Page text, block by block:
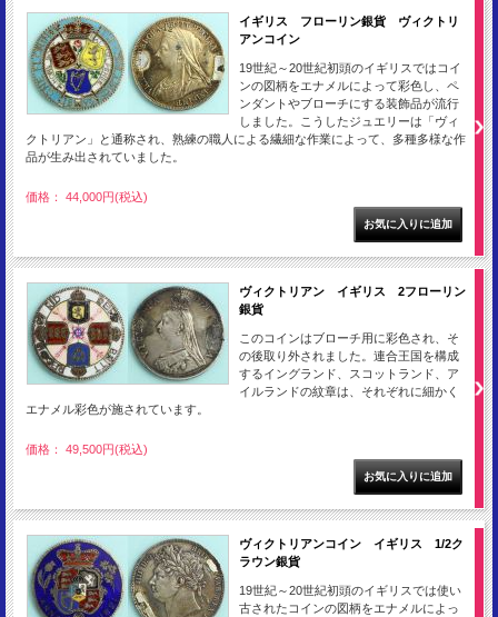
イギリス フローリン銀貨 ヴィクトリ
アンコイン
19世紀～20世紀初頭のイギリスではコイ
ンの図柄をエナメルによって彩色し、ペ
ンダントやブローチにする装飾品が流行
しました。こうしたジュエリーは「ヴィ
クトリアン」と通称され、熟練の職人による繊細な作業によって、多種多様な作
品が生み出されていました。
価格： 44,000円(税込)
ヴィクトリアン イギリス 2フローリン
銀貨
このコインはブローチ用に彩色され、そ
の後取り外されました。連合王国を構成
するイングランド、スコットランド、ア
イルランドの紋章は、それぞれに細かく
エナメル彩色が施されています。
価格： 49,500円(税込)
ヴィクトリアンコイン イギリス 1/2ク
ラウン銀貨
19世紀～20世紀初頭のイギリスでは使い
古されたコインの図柄をエナメルによっ